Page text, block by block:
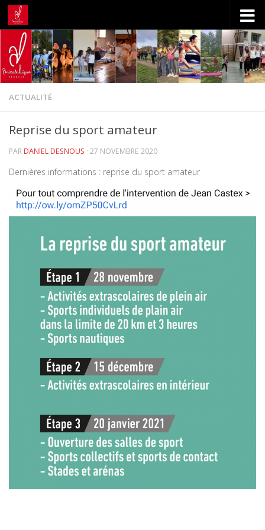
Skip to content
ACTUALITÉ
Reprise du sport amateur
PAR DANIEL DESNOUS · 27 NOVEMBRE 2020
Dernières informations : reprise du sport amateur